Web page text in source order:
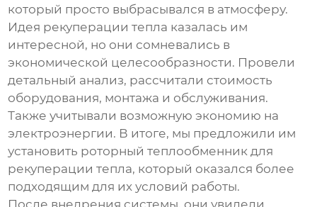
который просто выбрасывался в атмосферу.
Идея рекуперации тепла казалась им
интересной, но они сомневались в
экономической целесообразности. Провели
детальный анализ, рассчитали стоимость
оборудования, монтажа и обслуживания.
Также учитывали возможную экономию на
электроэнергии. В итоге, мы предложили им
установить роторныйтеплообменник для
рекуперации тепла, который оказался более
подходящим для их условий работы.